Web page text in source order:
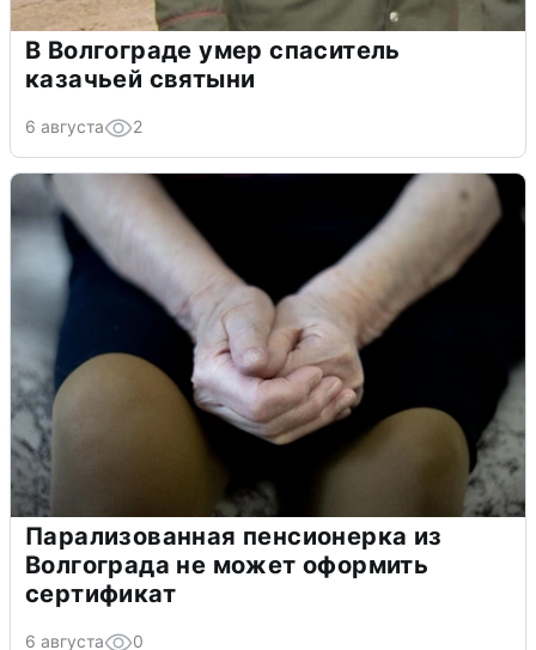
В Волгограде умер спаситель
казачьей святыни
6 августа 2
Парализованная пенсионерка из
Волгограда не может оформить
сертификат
6 августа 0